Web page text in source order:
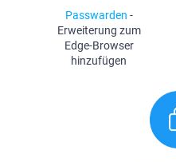
Passwarden -
Erweiterung zum
Edge-Browser
hinzufügen